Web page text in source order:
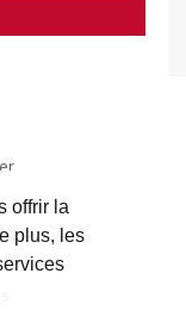
offrir la
plus, les